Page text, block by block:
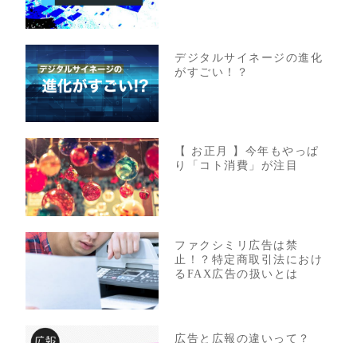
デジタルサイネージの進化
がすごい！？
【 お正月 】今年もやっぱ
り「コト消費」が注目
ファクシミリ広告は禁
止！？特定商取引法におけ
るFAX広告の扱いとは
広告と広報の違いって？